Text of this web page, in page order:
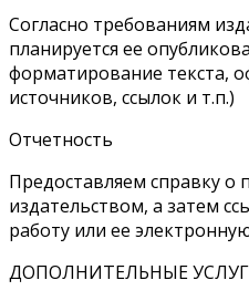
Согласно требованиям
планируется ее
форматирование текста,
источников, ссылок и т.п.)
Отчетность
Предоставляем справку о
издательством, а затем
работу или ее
ДОПОЛНИТЕЛЬНЫЕ